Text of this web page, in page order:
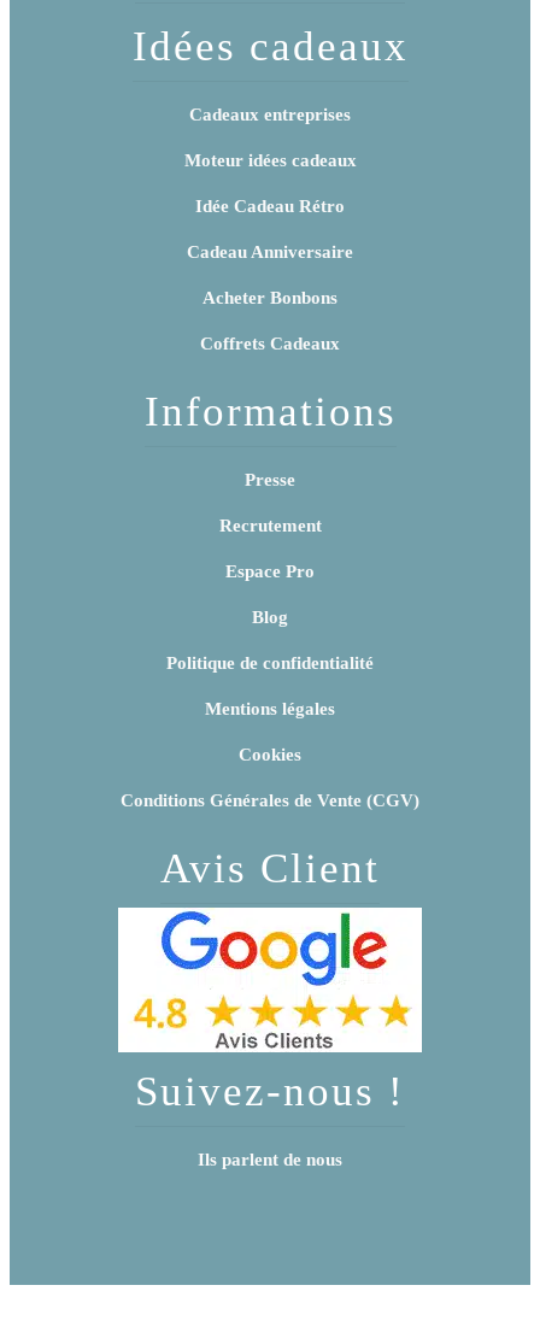
Idées cadeaux
Cadeaux entreprises
Moteur idées cadeaux
Idée Cadeau Rétro
Cadeau Anniversaire
Acheter Bonbons
Coffrets Cadeaux
Informations
Presse
Recrutement
Espace Pro
Blog
Politique de confidentialité
Mentions légales
Cookies
Conditions Générales de Vente (CGV)
Avis Client
Suivez-nous !
Ils parlent de nous